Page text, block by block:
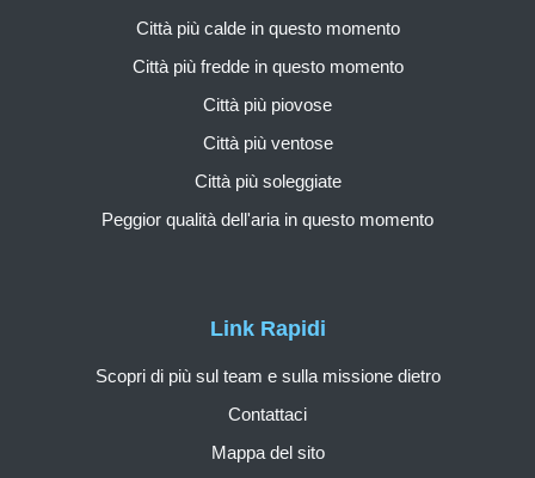
Link Rapidi
Scopri di più sul team e sulla missione dietro
Contattaci
Mappa del sito
Città più calde in questo momento
Città più fredde in questo momento
Città più piovose
Città più ventose
Città più soleggiate
Peggior qualità dell'aria in questo momento